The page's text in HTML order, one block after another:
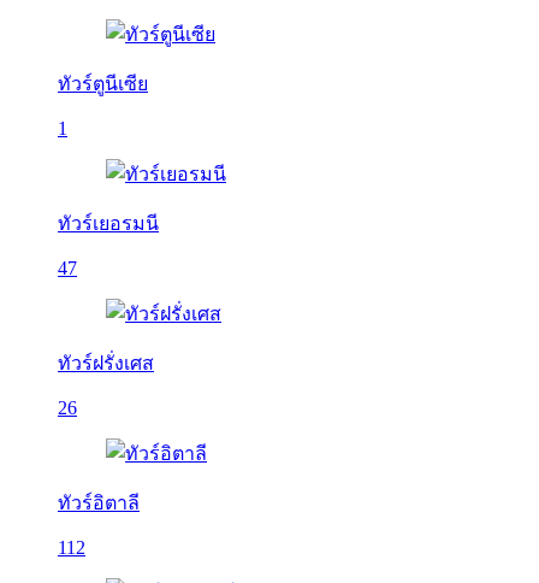
ทัวร์ตูนีเซีย
1
ทัวร์เยอรมนี
47
ทัวร์ฝรั่งเศส
26
ทัวร์อิตาลี
112